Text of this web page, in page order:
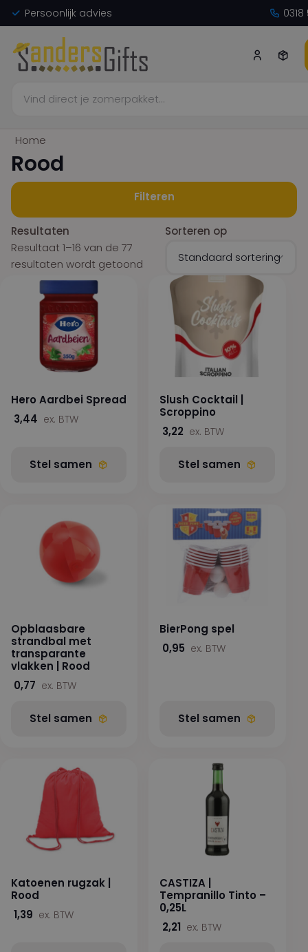
Persoonlijk advies 0318
Home
Rood
Filteren
Resultaten
Resultaat 1–16 van de 77
resultaten wordt getoond
Sorteren op
Hero Aardbei Spread
3,44 ex. BTW
Stel samen
Slush Cocktail |
Scroppino
3,22 ex. BTW
Stel samen
Opblaasbare
strandbal met
transparante
vlakken | Rood
0,77 ex. BTW
Stel samen
BierPong spel
0,95 ex. BTW
Stel samen
Katoenen rugzak |
Rood
1,39 ex. BTW
CASTIZA |
Tempranillo Tinto –
0,25L
2,21 ex. BTW